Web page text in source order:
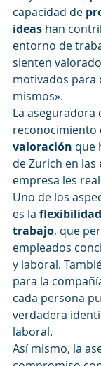
capacidad de
ideas han
entorno de
sienten
motivados para
mismos».
La aseguradora
reconocimiento
valoración que
de Zurich en las
empresa les
Uno de los
es la
trabajo, que
empleados
y laboral.
para la
cada persona
verdadera
laboral.
Así mismo, la